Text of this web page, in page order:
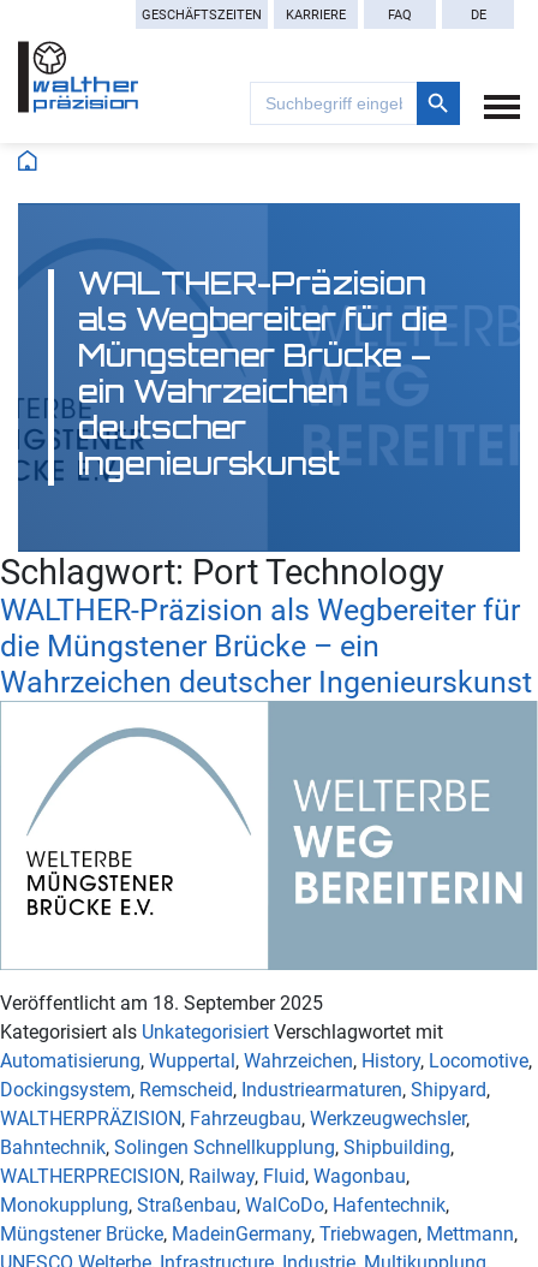
GESCHÄFTSZEITEN KARRIERE FAQ DE
Search
for:
Search Button
WALTHER-Präzision
als Wegbereiter für die
Müngstener Brücke –
ein Wahrzeichen
deutscher
Ingenieurskunst
Schlagwort: Port Technology
WALTHER-Präzision als Wegbereiter für
die Müngstener Brücke – ein
Wahrzeichen deutscher Ingenieurskunst
Veröffentlicht am 18. September 2025
Kategorisiert als Unkategorisiert Verschlagwortet mit
Automatisierung, Wuppertal, Wahrzeichen, History, Locomotive,
Dockingsystem, Remscheid, Industriearmaturen, Shipyard,
WALTHERPRÄZISION, Fahrzeugbau, Werkzeugwechsler,
Bahntechnik, Solingen Schnellkupplung, Shipbuilding,
WALTHERPRECISION, Railway, Fluid, Wagonbau,
Monokupplung, Straßenbau, WalCoDo, Hafentechnik,
Müngstener Brücke, MadeinGermany, Triebwagen, Mettmann,